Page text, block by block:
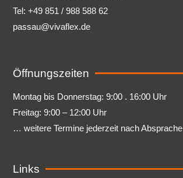
Tel: +49 851 / 988 588 62
passau@vivaflex.de
Öffnungszeiten
Montag bis Donnerstag: 9:00 . 16:00 Uhr
Freitag: 9:00 – 12:00 Uhr
… weitere Termine jederzeit nach Absprache
Links